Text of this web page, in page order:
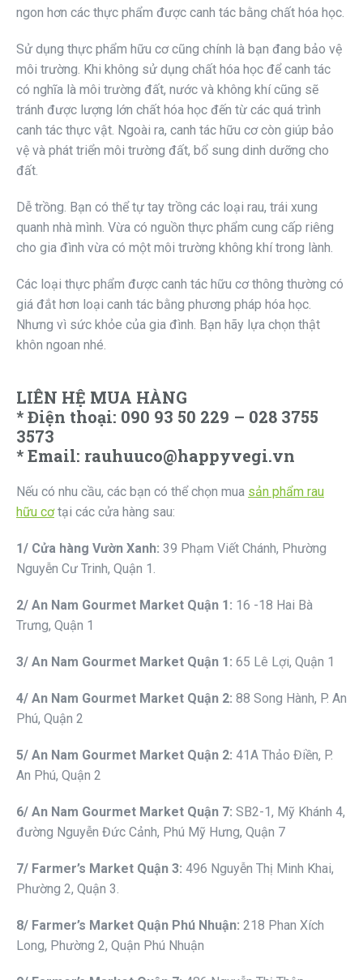
ngon hơn các thực phẩm được canh tác bằng chất hóa học.
Sử dụng thực phẩm hữu cơ cũng chính là bạn đang bảo vệ
môi trường. Khi không sử dụng chất hóa học để canh tác
có nghĩa là môi trường đất, nước và không khí cũng sẽ
tránh được lượng lớn chất hóa học đến từ các quá trình
canh tác thực vật. Ngoài ra, canh tác hữu cơ còn giúp bảo
vệ và phát triển môi trường đất, bổ sung dinh dưỡng cho
đất.
Dễ trồng. Bạn có thể tự tay trồng các loại rau, trái xung
quanh nhà mình. Vừa có nguồn thực phẩm cung cấp riêng
cho gia đình vừa có một môi trường không khí trong lành.
Các loại thực phẩm được canh tác hữu cơ thông thường có
giá đắt hơn loại canh tác bằng phương pháp hóa học.
Nhưng vì sức khỏe của gia đình. Bạn hãy lựa chọn thật
khôn ngoan nhé.
LIÊN HỆ MUA HÀNG
* Điện thoại: 090 93 50 229 – 028 3755
3573
* Email: rauhuuco@happyvegi.vn
Nếu có nhu cầu, các bạn có thể chọn mua sản phẩm rau
hữu cơtại các cửa hàng sau:
1/ Cửa hàng Vườn Xanh: 39 Phạm Viết Chánh, Phường
Nguyễn Cư Trinh, Quận 1.
2/ An Nam Gourmet Market Quận 1: 16 -18 Hai Bà
Trưng, Quận 1
3/ An Nam Gourmet Market Quận 1: 65 Lê Lợi, Quận 1
4/ An Nam Gourmet Market Quận 2: 88 Song Hành, P. An
Phú, Quận 2
5/ An Nam Gourmet Market Quận 2: 41A Thảo Điền, P.
An Phú, Quận 2
6/ An Nam Gourmet Market Quận 7: SB2-1, Mỹ Khánh 4,
đường Nguyễn Đức Cảnh, Phú Mỹ Hưng, Quận 7
7/ Farmer’s Market Quận 3: 496 Nguyễn Thị Minh Khai,
Phường 2, Quận 3.
8/ Farmer’s Market Quận Phú Nhuận: 218 Phan Xích
Long, Phường 2, Quận Phú Nhuận